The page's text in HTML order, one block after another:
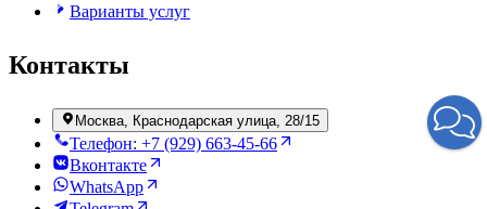
Варианты услуг
Контакты
Москва, Краснодарская улица, 28/15
Телефон: +7 (929) 663-45-66
Вконтакте
WhatsApp